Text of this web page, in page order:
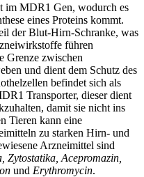
im MDR1 Gen, wodurch es
eines Proteins kommt.
der Blut-Hirn-Schranke, was
führen
Grenze zwischen
und dient dem Schutz des
befindet sich als
Transporter, dieser dient
damit sie nicht ins
Tieren kann eine
zu starken Hirn- und
Arzneimittel sind
Zytostatika, Acepromazin,
und Erythromycin.